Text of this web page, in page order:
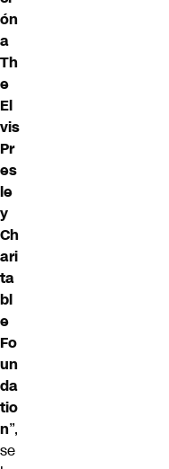
ón
a
Th
e
El
vis
Pr
es
le
y
Ch
ari
ta
bl
e
Fo
un
da
tio
n”,
se